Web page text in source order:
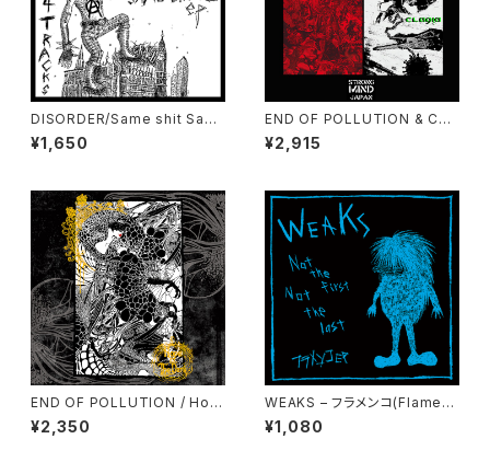
DISORDER/Same shit Sam
e Shovel EP
¥1,650
END OF POLLUTION & CRU
DIA Split 12″LP
¥2,915
END OF POLLUTION / Hop
e From The Dark 12″
¥2,350
WEAKS – フラメンコ(Flamenc
o) 7″EP
¥1,080